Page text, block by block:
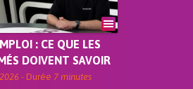
: CE QUE LES
DOIVENT SAVOIR
- Durée 7 minutes